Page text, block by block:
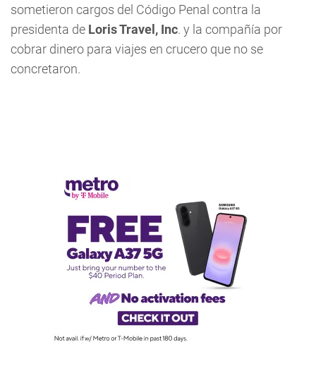
sometieron cargos del Código Penal contra la
presidenta de Loris Travel, Inc. y la compañía por
cobrar dinero para viajes en crucero que no se
concretaron.